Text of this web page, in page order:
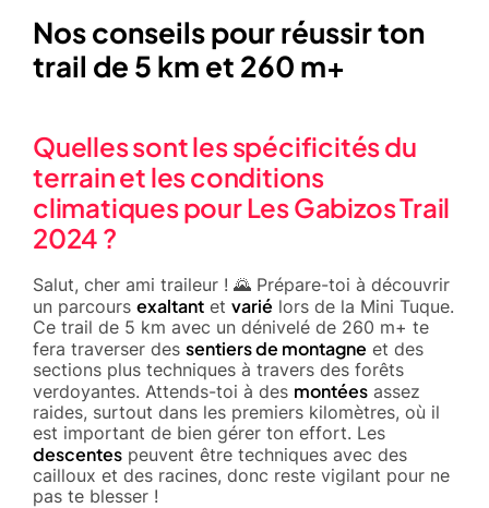
Nos conseils pour réussir ton
trail de 5 km et 260 m+
Quelles sont les spécificités du
terrain et les conditions
climatiques pour Les Gabizos Trail
2024 ?
Salut, cher ami traileur ! 🌄 Prépare-toi à découvrir
un parcours exaltant et varié lors de la Mini Tuque.
Ce trail de 5 km avec un dénivelé de 260 m+ te
fera traverser des sentiers de montagne et des
sections plus techniques à travers des forêts
verdoyantes. Attends-toi à des montées assez
raides, surtout dans les premiers kilomètres, où il
est important de bien gérer ton effort. Les
descentes peuvent être techniques avec des
cailloux et des racines, donc reste vigilant pour ne
pas te blesser !